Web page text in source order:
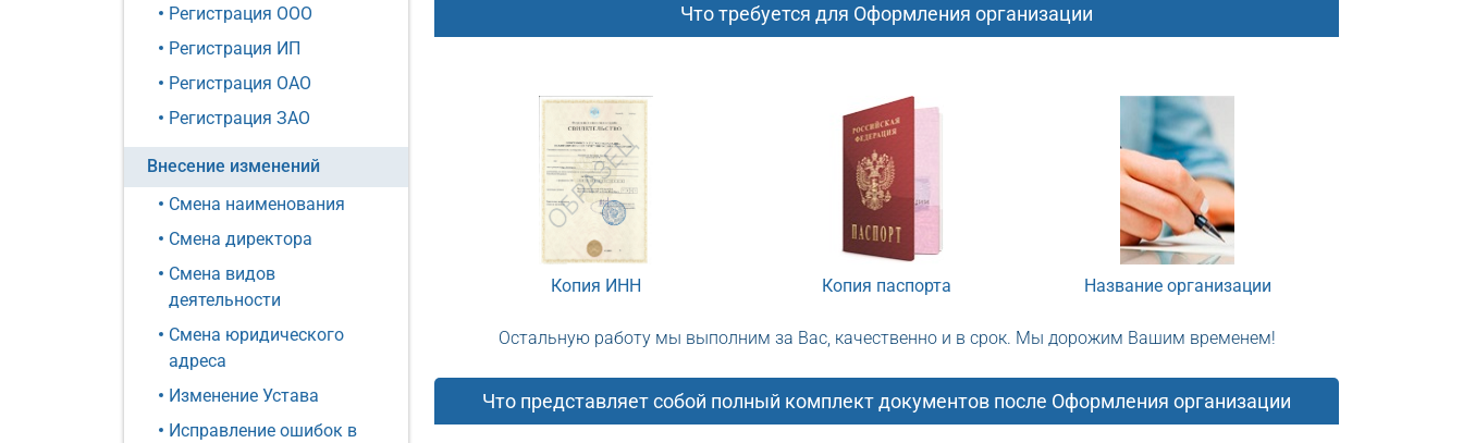
Регистрация ООО
Регистрация ИП
Регистрация ОАО
Регистрация ЗАО
Внесение изменений
Смена наименования
Смена директора
Смена видов
деятельности
Смена юридического
адреса
Изменение Устава
Исправление ошибок в
Что требуется для Оформления организации
Копия ИНН Копия паспорта Название организации
Остальную работу мы выполним за Вас, качественно и в срок. Мы дорожим Вашим временем!
Что представляет собой полный комплект документов после Оформления организации